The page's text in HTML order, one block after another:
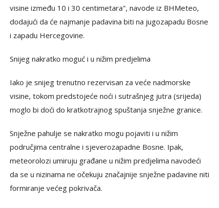
visine između 10 i 30 centimetara", navode iz BHMeteo,
dodajući da će najmanje padavina biti na jugozapadu Bosne
i zapadu Hercegovine.
Snijeg nakratko moguć i u nižim predjelima
Iako je snijeg trenutno rezervisan za veće nadmorske
visine, tokom predstojeće noći i sutrašnjeg jutra (srijeda)
moglo bi doći do kratkotrajnog spuštanja snježne granice.
Snježne pahulje se nakratko mogu pojaviti i u nižim
područjima centralne i sjeverozapadne Bosne. Ipak,
meteorolozi umiruju građane u nižim predjelima navodeći
da se u nizinama ne očekuju značajnije snježne padavine niti
formiranje većeg pokrivača.